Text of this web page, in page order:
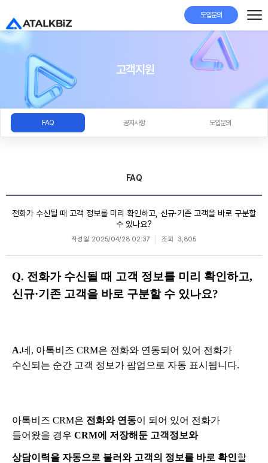
도입문의
고객지원
FAQ 공지사항 도입문의
FAQ
전화가 수신될 때 고객 정보를 미리 확인하고, 신규·기존 고객을 바로 구분할
수 있나요?
작성일 2025/04/28 02:37 조회 3,805
Q. 전화가 수신될 때 고객 정보를 미리 확인하고,
신규·기존 고객을 바로 구분할 수 있나요?
A.네, 아톡비즈 CRM은 전화와 연동되어 있어 전화가
수신되는 순간 고객 정보가 팝업으로 자동 표시됩니다.
아톡비즈 CRM은 전화와 연동이 되어 있어 전화가
들어왔을 경우 CRM에 저장해둔 고객정보와
상담이력을 자동으로 불러와 고객의 정보를 바로 확인할